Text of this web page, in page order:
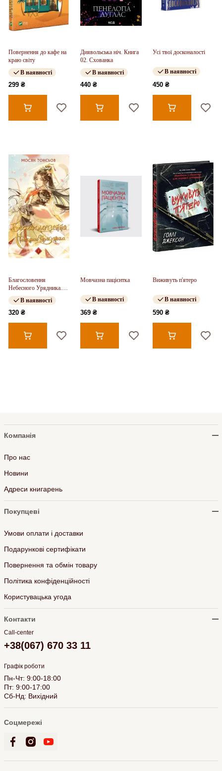
Повернення до кафе на
краю світу
В наявності
299 ₴
Диявольська ніч. Книга
02. Схованка
В наявності
440 ₴
Усі твої досконалості
В наявності
450 ₴
Благословення
Небесного Урядника.
Том 2
В наявності
320 ₴
Мовчазна пацієнтка
В наявності
369 ₴
Виживуть п'ятеро
В наявності
590 ₴
Компанія
Про нас
Новини
Адреси книгарень
Покупцеві
Умови оплати і доставки
Подарункові сертифікати
Повернення та обмін товару
Політика конфіденційності
Користувацька угода
Контакти
Call-center
+38(067) 670 33 11
Графік роботи
Пн-Чт: 9:00-18:00
Пт: 9:00-17:00
Сб-Нд: Вихідний
Соцмережі